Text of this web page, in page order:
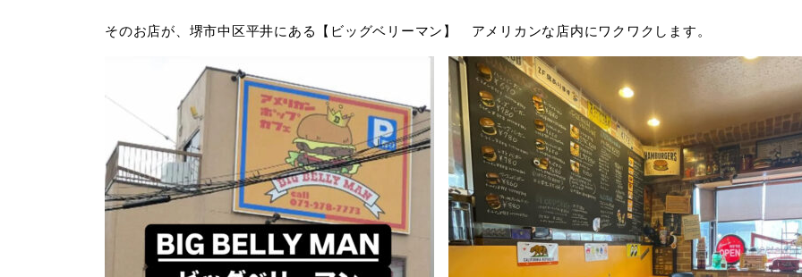
そのお店が、堺市中区平井にある【ビッグベリーマン】 アメリカンな店内にワクワクします。